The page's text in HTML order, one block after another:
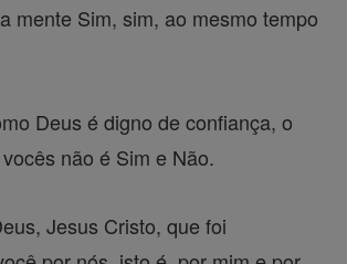
mente Sim, sim, ao mesmo tempo
Deus é digno de confiança, o
não é Sim e Não.
Jesus Cristo, que foi